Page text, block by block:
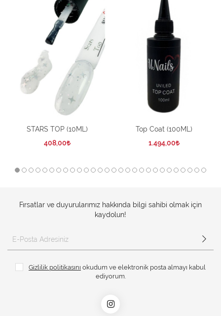
STARS TOP (10ML)
408,00
Top Coat (100ML)
1.494,00
Fırsatlar ve duyurularımız hakkında bilgi sahibi olmak için
kaydolun!
Gizlilik politikasını okudum ve elektronik posta almayı kabul
ediyorum.